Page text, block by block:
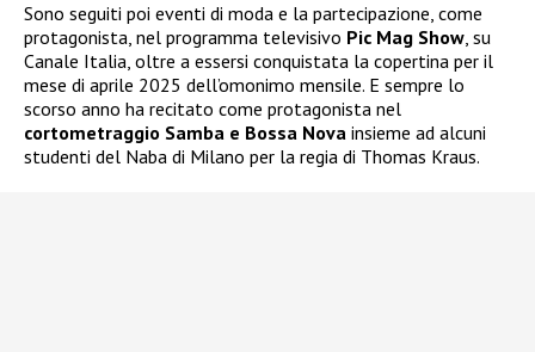
Sono seguiti poi eventi di moda e la partecipazione, come
protagonista, nel programma televisivo Pic Mag Show, su
Canale Italia, oltre a essersi conquistata la copertina per il
mese di aprile 2025 dell’omonimo mensile. E sempre lo
scorso anno ha recitato come protagonista nel
cortometraggio Samba e Bossa Nova insieme ad alcuni
studenti del Naba di Milano per la regia di Thomas Kraus.